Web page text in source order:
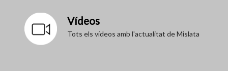
Vídeos
Tots els vídeos amb l'actualitat de Mislata